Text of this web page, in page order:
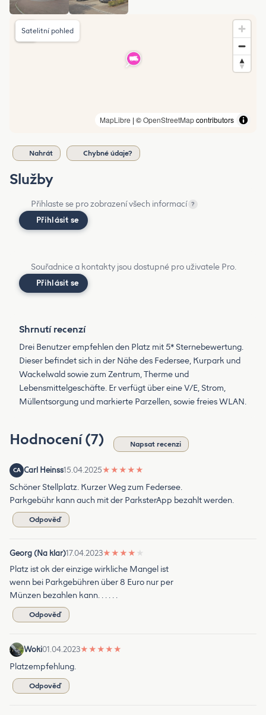
MapLibre | ©OpenStreetMapcontributors
Satelitní pohled
Nahrát Chybné údaje?
Služby
Přihlaste se pro zobrazení všech informací ?
Přihlásit se
Souřadnice a kontakty jsou dostupné pro uživatele Pro.
Přihlásit se
Shrnutí recenzí
Drei Benutzer empfehlen den Platz mit 5* Sternebewertung.
Dieser befindet sich in der Nähe des Federsee, Kurpark und
Wackelwald sowie zum Zentrum, Therme und
Lebensmittelgeschäfte. Er verfügt über eine V/E, Strom,
Müllentsorgung und markierte Parzellen, sowie freies WLAN.
Hodnocení (7) Napsat recenzi
CA Carl Heinss15.04.2025★ ★ ★ ★ ★
Schöner Stellplatz. Kurzer Weg zum Federsee.
Parkgebühr kann auch mit der ParksterApp bezahlt werden.
Odpověď
Georg (Na klar)17.04.2023★ ★ ★ ★ ★
Platz ist ok der einzige wirkliche Mangel ist
wenn bei Parkgebühren über 8 Euro nur per
Münzen bezahlen kann. . . . . .
Odpověď
Woki01.04.2023★ ★ ★ ★ ★
Platzempfehlung.
Odpověď